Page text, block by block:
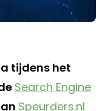
tijdens het
Search Engine
Speurders.nl